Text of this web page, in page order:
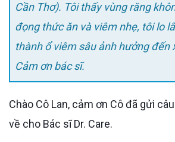
Cần Thơ). Tôi thấy vùng răng
đọng thức ăn và viêm nhẹ, tôi lo
thành ổ viêm sâu ảnh hưởng đến
Cảm ơn bác sĩ.
Chào Cô Lan, cảm ơn Cô đã gửi câu hỏi từ Cần Thơ
về cho Bác sĩ Dr. Care.